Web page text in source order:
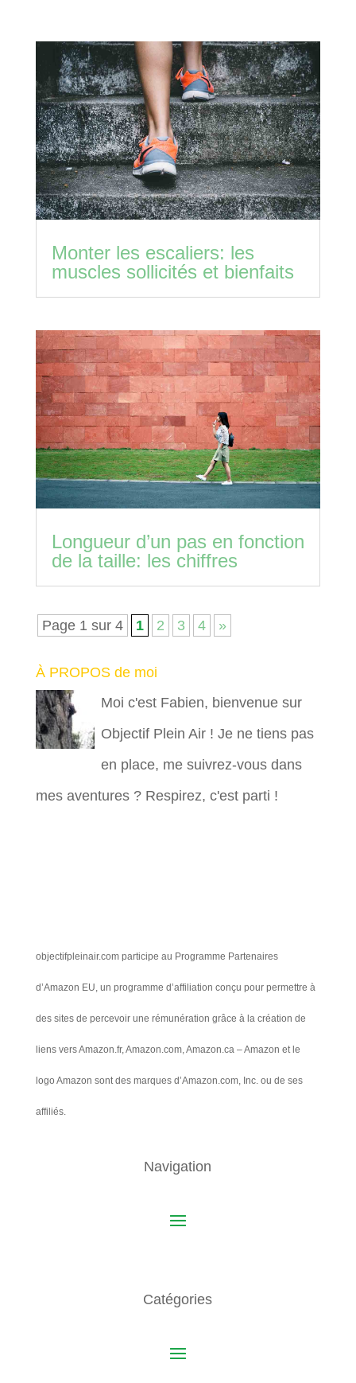
Monter les escaliers: les
muscles sollicités et bienfaits
Longueur d’un pas en fonction
de la taille: les chiffres
Page 1 sur 4 1 2 3 4 »
À PROPOS de moi
Moi c'est Fabien, bienvenue sur
Objectif Plein Air ! Je ne tiens pas
en place, me suivrez-vous dans
mes aventures ? Respirez, c'est parti !
objectifpleinair.com participe au Programme Partenaires
d’Amazon EU, un programme d’affiliation conçu pour permettre à
des sites de percevoir une rémunération grâce à la création de
liens vers Amazon.fr, Amazon.com, Amazon.ca – Amazon et le
logo Amazon sont des marques d’Amazon.com, Inc. ou de ses
affiliés.
Navigation
Catégories